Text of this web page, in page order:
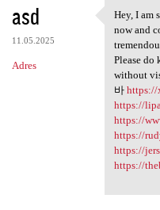
asd
11.05.2025
Adres
Hey, I
Hey, I am
now and
Please do
without
바 https://
https://
https://
https://
https://
https://